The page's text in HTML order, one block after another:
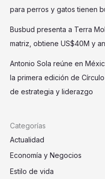
para perros y gatos tienen
Busbud presenta a Terra
matriz, obtiene US$40M y
Antonio Sola reúne en
la primera edición de
de estrategia y liderazgo
Categorías
Actualidad
Economía y Negocios
Estilo de vida